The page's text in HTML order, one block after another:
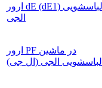
ارور dE (dE1) در لباسشویی
الجی
ارور PF در ماشین
لباسشویی الجی (ال جی)